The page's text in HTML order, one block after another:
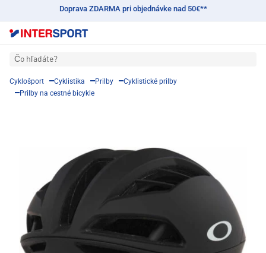
Doprava ZDARMA pri objednávke nad 50€**
Čo hľadáte?
Cyklošport Cyklistika Prilby
Cyklistické prilby
Prilby na cestné bicykle